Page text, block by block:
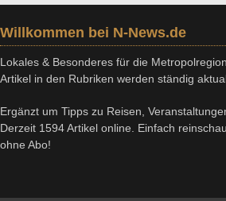
Willkommen bei N-News.de
Lokales & Besonderes für die
Artikel in den Rubriken werden ständig
Ergänzt um Tipps zu Reisen,
Derzeit 1594 Artikel online. Einfach
ohne Abo!